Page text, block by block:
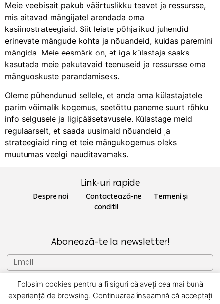
Meie veebisait pakub väärtuslikku teavet ja ressursse,
mis aitavad mängijatel arendada oma
kasiinostrateegiaid. Siit leiate põhjalikud juhendid
erinevate mängude kohta ja nõuandeid, kuidas paremini
mängida. Meie eesmärk on, et iga külastaja saaks
kasutada meie pakutavaid teenuseid ja ressursse oma
mänguoskuste parandamiseks.
Oleme pühendunud sellele, et anda oma külastajatele
parim võimalik kogemus, seetõttu paneme suurt rõhku
info selgusele ja ligipääsetavusele. Külastage meid
regulaarselt, et saada uusimaid nõuandeid ja
strateegiaid ning et teie mängukogemus oleks
muutumas veelgi nauditavamaks.
Link-uri rapide
Despre noi Contactează-ne
Termeni și
condiții
Abonează-te la newsletter!
SUBSCRIU
Folosim cookies pentru a fi siguri că aveți cea mai bună
experiență de browsing. Continuarea înseamnă că acceptați